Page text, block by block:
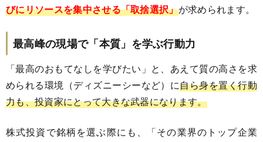
びにリソースを集中させる「取捨選択」が求められます。
最高峰の現場で「本質」を学ぶ行動力
「最高のおもてなしを学びたい」と、あえて質の高さを求
められる環境（ディズニーシーなど）に自ら身を置く行動
力も、投資家にとって大きな武器になります。
株式投資で銘柄を選ぶ際にも、「その業界のトップ企業